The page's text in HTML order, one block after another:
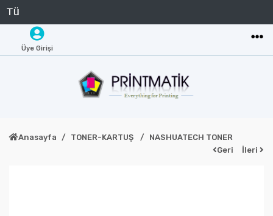
Üye Girişi
Anasayfa TONER-KARTUŞ
NASHUATECH TONER
Geri
İleri